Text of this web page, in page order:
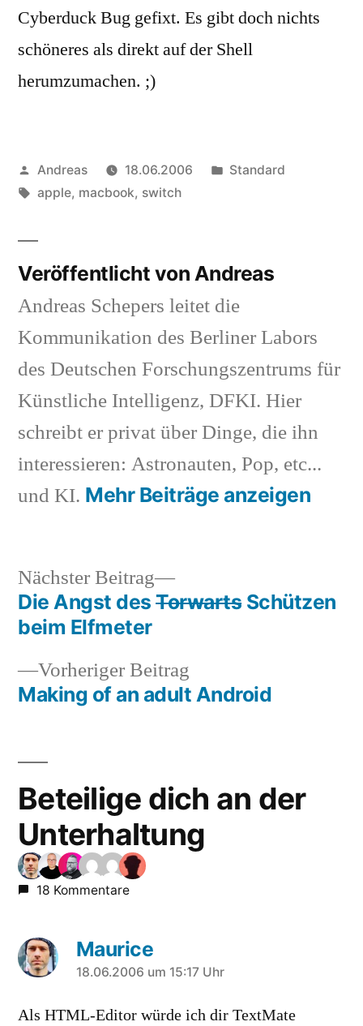
Cyberduck Bug gefixt. Es gibt doch nichts
schöneres als direkt auf der Shell
herumzumachen. ;)
Veröffentlicht
von
Andreas 18.06.2006
Veröffentlicht
Standard
Schlagwörter:
apple, macbook, switch
Veröffentlicht von Andreas
Andreas Schepers leitet die
Kommunikation des Berliner Labors
des Deutschen Forschungszentrums für
Künstliche Intelligenz, DFKI. Hier
schreibt er privat über Dinge, die ihn
interessieren: Astronauten, Pop, etc...
und KI. Mehr Beiträge anzeigen
Beitragsnavigation
Vorheriger Beitrag
Beitrag:
Making of an adult Android
Nächster Beitrag
Nächster
Beitrag:
Die Angst desTorwartsSchützen
beim Elfmeter
Beteilige dich an der
Unterhaltung
18 Kommentare
Maurice
sagt:
18.06.2006 um 15:17 Uhr
Als HTML-Editor würde ich dir TextMate